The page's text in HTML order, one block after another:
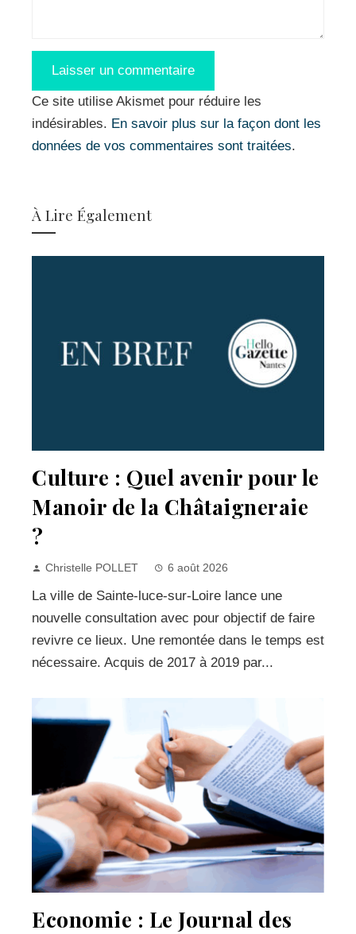
Ce site utilise Akismet pour réduire les
indésirables. En savoir plus sur la façon dont les
données de vos commentaires sont traitées.
À Lire Également
Culture : Quel avenir pour le
Manoir de la Châtaigneraie
?
Christelle POLLET 6 août 2026
La ville de Sainte-luce-sur-Loire lance une
nouvelle consultation avec pour objectif de faire
revivre ce lieux. Une remontée dans le temps est
nécessaire. Acquis de 2017 à 2019 par...
Economie : Le Journal des